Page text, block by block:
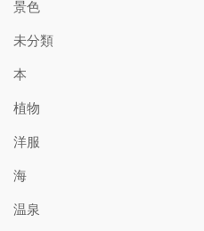
景色
未分類
本
植物
洋服
海
温泉